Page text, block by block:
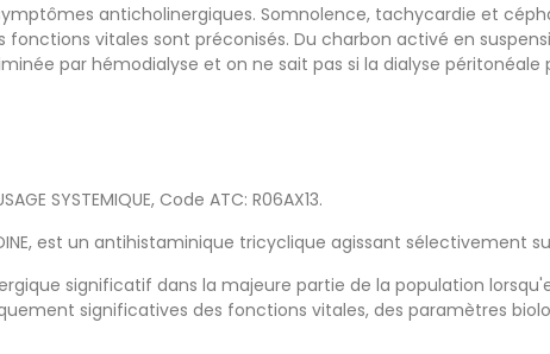
anticholinergiques. Somnolence, tachycardie et
vitales sont préconisés. Du charbon activé en
par hémodialyse et on ne sait pas si la dialyse
SYSTEMIQUE, Code ATC: R06AX13.
est un antihistaminique tricyclique agissant sélectivement
significatif dans la majeure partie de la population
significatives des fonctions vitales, des paramètres